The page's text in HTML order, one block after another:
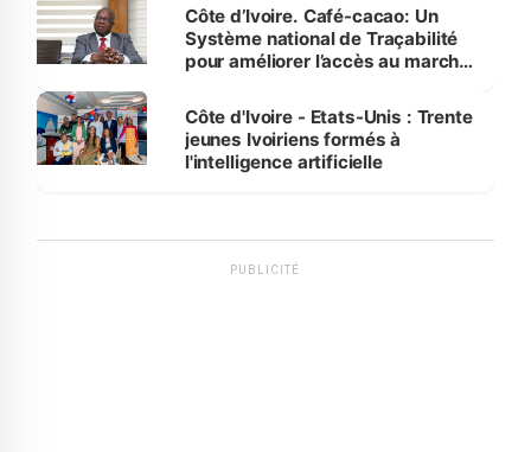
Côte d’Ivoire. Café-cacao: Un
Système national de Traçabilité
pour améliorer l’accès au marché
Côte d'Ivoire - Etats-Unis : Trente
jeunes Ivoiriens formés à
l'intelligence artificielle
PUBLICITÉ